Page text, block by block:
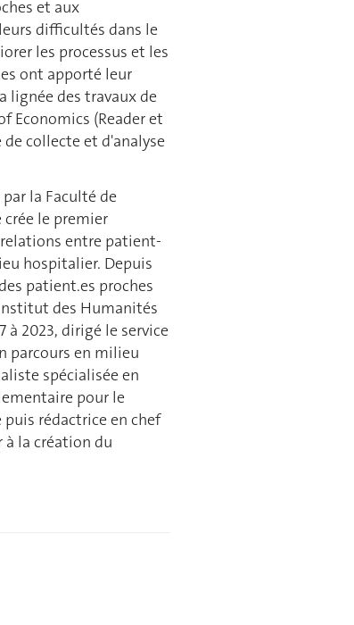
et aux
difficultés dans le
les processus et les
ont apporté leur
lignée des travaux de
Economics (Reader et
collecte et d'analyse
la Faculté de
crée le premier
entre patient-
hospitalier. Depuis
patient.es proches
des Humanités
à 2023, dirigé le service
parcours en milieu
spécialisée en
pour le
rédactrice en chef
à la création du